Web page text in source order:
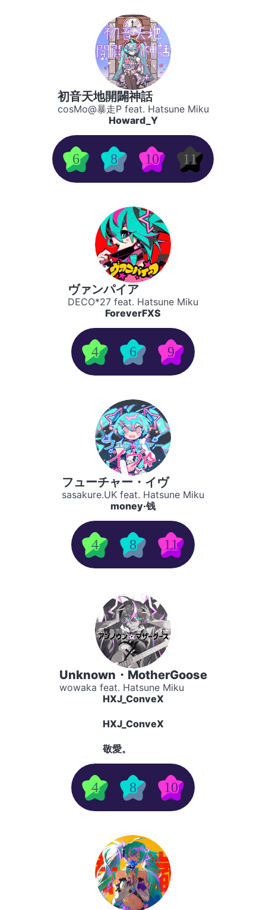
初音天地開闢神話
cosMo@暴走P feat. Hatsune Miku
Howard_Y
6 8 10 11
ヴァンパイア
DECO*27 feat. Hatsune Miku
ForeverFXS
4 6 9
フューチャー・イヴ
sasakure.UK feat. Hatsune Miku
money·钱
4 8 11
Unknown・MotherGoose
wowaka feat. Hatsune Miku
HXJ_ConveX
HXJ_ConveX
敬愛。
4 8 10